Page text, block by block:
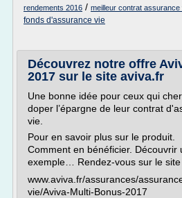
rendements 2016 / meilleur contrat assurance
fonds d'assurance vie
Découvrez notre offre
2017 sur le site aviva.fr
Une bonne idée pour ceux qui
doper l’épargne de leur contrat
vie.
Pour en savoir plus sur le produit.
Comment en bénéficier. Découvrir
exemple… Rendez-vous sur le site
www.aviva.fr/assurances/
vie/Aviva-Multi-Bonus-2017